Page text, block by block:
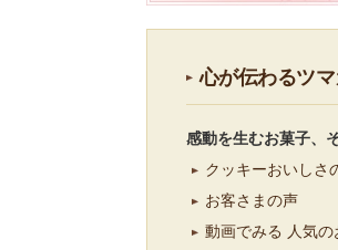
心が伝わるツ
感動を生むお菓子、
クッキーおいしさ
お客さまの声
動画でみる 人気